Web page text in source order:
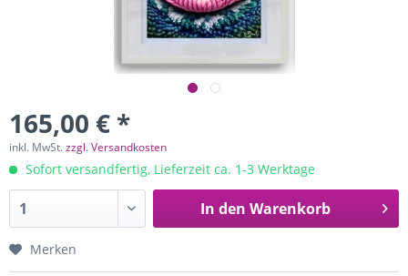
165,00 € *
inkl. MwSt.zzgl. Versandkosten
Sofort versandfertig, Lieferzeit ca. 1-3 Werktage
In den Warenkorb
Merken